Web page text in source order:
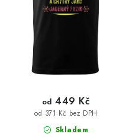
Skladem
od 371 Kč bez DPH
od 449 Kč